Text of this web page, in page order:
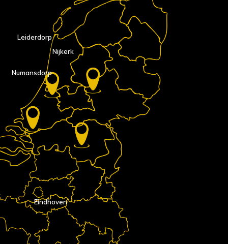
Eindhoven
Nijkerk
Numansdorp
Leiderdorp